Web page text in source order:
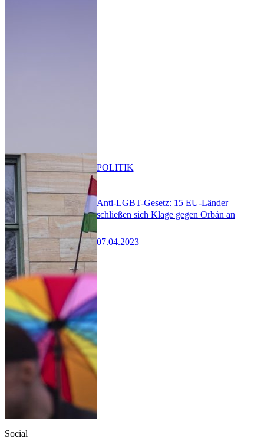
Anti-LGBT-Gesetz: 15 EU-Länder
schließen sich Klage gegen Orbán an
07.04.2023
POLITIK
Social